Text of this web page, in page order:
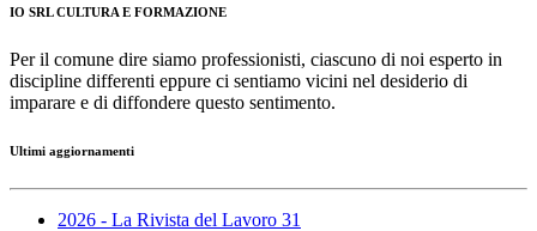
IO SRL CULTURA E FORMAZIONE
Per il comune dire siamo professionisti, ciascuno di noi esperto in
discipline differenti eppure ci sentiamo vicini nel desiderio di
imparare e di diffondere questo sentimento.
Ultimi aggiornamenti
2026 - La Rivista del Lavoro 31